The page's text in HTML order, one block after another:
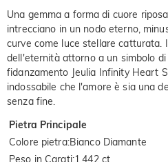
Una gemma a forma di cuore
intrecciano in un nodo eterno,
curve come luce stellare catturata.
dell'eternità attorno a un simbolo
fidanzamento Jeulia Infinity Heart
indossabile che l'amore è sia una
senza fine.
Pietra Principale
Colore pietra:Bianco Diamante
Peso in Carati:1.442 ct